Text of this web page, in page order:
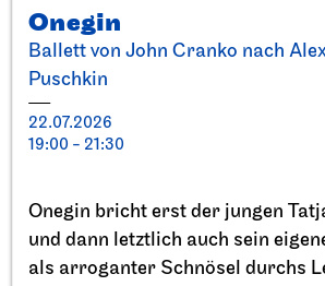
Onegin
Ballett von John Cranko nach
Puschkin
22.07.2026
19:00 - 21:30
Onegin bricht erst der jungen
und dann letztlich auch sein
als arroganter Schnösel durchs
Präsentation des
Ballett Annuals
11.09.2026